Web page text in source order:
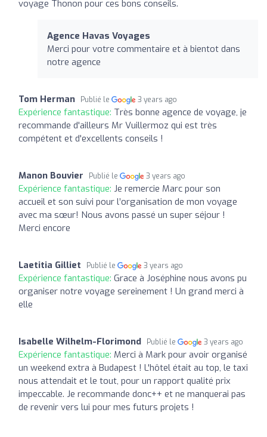
voyage Thonon pour ces bons conseils.
Agence Havas Voyages
Merci pour votre commentaire et à bientot dans
notre agence
Tom Herman Publié le 3 years ago
Expérience fantastique: Très bonne agence de voyage, je
recommande d'ailleurs Mr Vuillermoz qui est très
compétent et d'excellents conseils !
Manon Bouvier Publié le 3 years ago
Expérience fantastique: Je remercie Marc pour son
accueil et son suivi pour l’organisation de mon voyage
avec ma sœur! Nous avons passé un super séjour !
Merci encore
Laetitia Gilliet Publié le 3 years ago
Expérience fantastique: Grace à Joséphine nous avons pu
organiser notre voyage sereinement ! Un grand merci à
elle
Isabelle Wilhelm-Florimond Publié le 3 years ago
Expérience fantastique: Merci à Mark pour avoir organisé
un weekend extra à Budapest ! L'hôtel était au top, le taxi
nous attendait et le tout, pour un rapport qualité prix
impeccable. Je recommande donc++ et ne manquerai pas
de revenir vers lui pour mes futurs projets !